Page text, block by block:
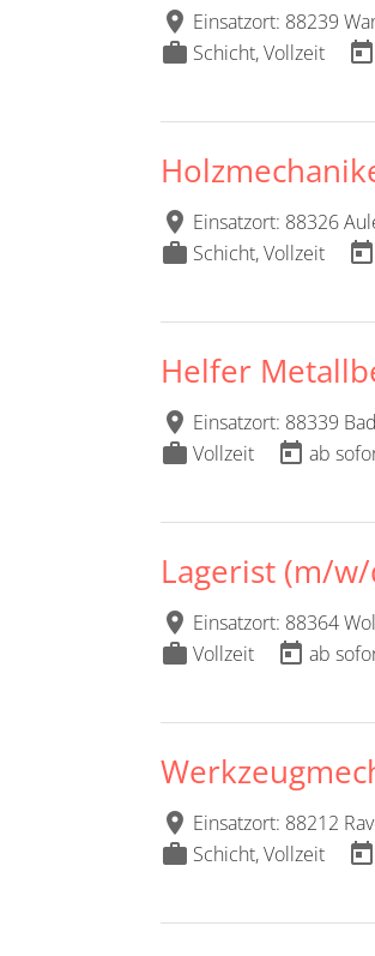
location_on Einsatzort: 88239
work Schicht, Vollzeit today
location_on Einsatzort: 88326
work Schicht, Vollzeit today
Helfer
location_on Einsatzort: 88339
work Vollzeit today ab
Lagerist (m/
location_on Einsatzort: 88364
work Vollzeit today ab
location_on Einsatzort: 88212
work Schicht, Vollzeit today